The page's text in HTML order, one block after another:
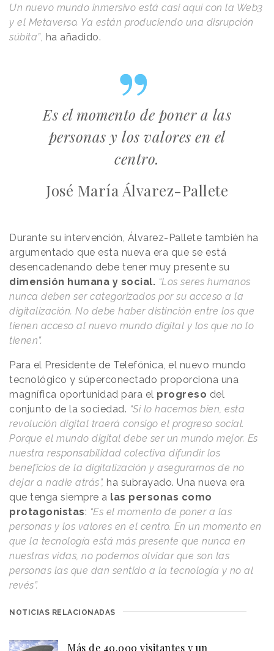
Un nuevo mundo inmersivo está casi aquí con la Web3
y el Metaverso. Ya están produciendo una disrupción
súbita”, ha añadido.
Es el momento de poner a las
personas y los valores en el
centro.
José María Álvarez-Pallete
Durante su intervención, Álvarez-Pallete también ha
argumentado que esta nueva era que se está
desencadenando debe tener muy presente su
dimensión humana y social. “Los seres humanos
nunca deben ser categorizados por su acceso a la
digitalización. No debe haber distinción entre los que
tienen acceso al nuevo mundo digital y los que no lo
tienen”.
Para el Presidente de Telefónica, el nuevo mundo
tecnológico y súperconectado proporciona una
magnífica oportunidad para el progreso del
conjunto de la sociedad. “Si lo hacemos bien, esta
revolución digital traerá consigo el progreso social.
Porque el mundo digital debe ser un mundo mejor. Es
nuestra responsabilidad colectiva difundir los
beneficios de la digitalización y asegurarnos de no
dejar a nadie atrás”, ha subrayado. Una nueva era
que tenga siempre a las personas como
protagonistas: “Es el momento de poner a las
personas y los valores en el centro. En un momento en
que la tecnología está más presente que nunca en
nuestras vidas, no podemos olvidar que son las
personas las que dan sentido a la tecnología y no al
revés”.
NOTICIAS RELACIONADAS
Más de 40.000 visitantes y un